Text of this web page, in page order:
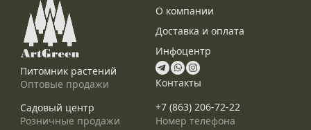
Питомник растений
Оптовые продажи
Садовый центр
Розничные продажи
О компании
Доставка и оплата
Инфоцентр
Контакты
+7 (863) 206-72-22
Номер телефона